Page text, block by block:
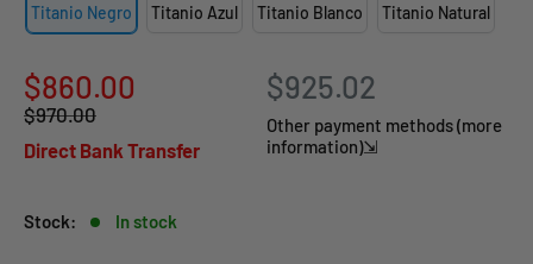
Titanio Negro Titanio Azul Titanio Blanco Titanio Natural
Sale
price
$860.00
Regular
$970.00
Direct Bank Transfer
$925.02
Other payment methods (more
information)⇲
Stock: In stock